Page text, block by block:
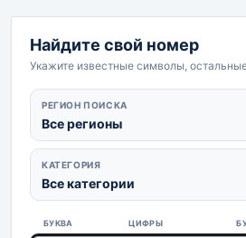
Найдите свой номер
Укажите известные символы,
РЕГИОН ПОИСКА
Все регионы
КАТЕГОРИЯ
Все категории
БУКВА ЦИФРЫ